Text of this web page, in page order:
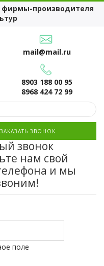
фирмы-производителя
mail@mail.ru
8903 188 00 95
8968 424 72 99
ЗАКАЗАТЬ ЗВОНОК
звонок
нам свой
и мы
поле